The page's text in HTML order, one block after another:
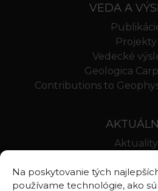
Na poskytovanie tých
používame technológie, ako
VEDA A
Projekty
Vedecké
Geologica
Contributions to
Aktuality
Stravovanie
Webmail